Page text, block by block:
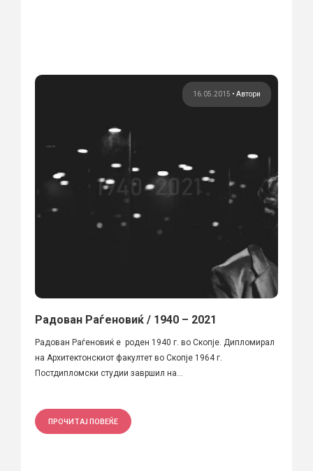
16.05.2015 • Автори
Радован Раѓеновиќ / 1940 – 2021
Радован Раѓеновиќ е роден 1940 г. во Скопје. Дипломирал
на Архитектонскиот факултет во Скопје 1964 г.
Постдипломски студии завршил на...
ПРОЧИТАЈ ПОВЕЌЕ